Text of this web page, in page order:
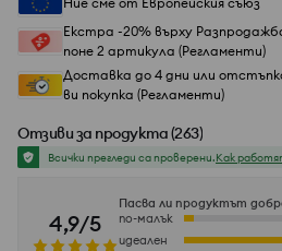
Екстра -20% върху
поне 2 артикула (Регламенти)
Доставка до 4 дни или
ви покупка (Регламенти)
Отзиви за продукта(263)
Всички прегледи са проверени.Как
4,9/5
Пасва ли продуктът
по-малък
идеален